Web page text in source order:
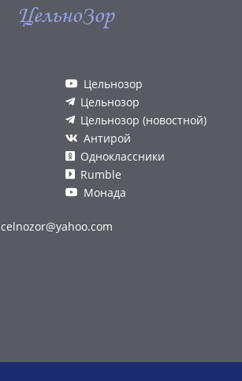
ЦельноЗор
Цельнозор
Цельнозор
Цельнозор (новостной)
Антирой
Одноклассники
Rumble
Монада
celnozor@yahoo.com